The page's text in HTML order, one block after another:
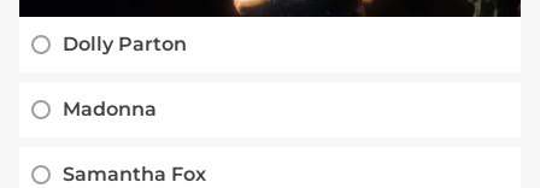
Dolly Parton
Madonna
Samantha Fox